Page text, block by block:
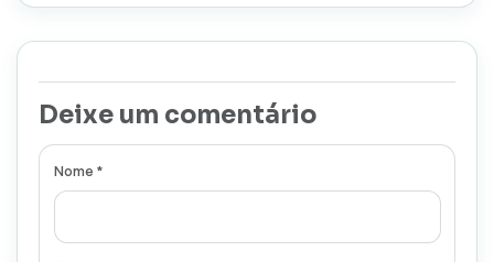
Deixe um comentário
Nome *